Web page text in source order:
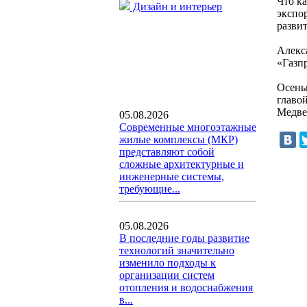
Дизайн и интерьер
05.08.2026
Современные многоэтажные
жилые комплексы (МКР)
представляют собой
сложные архитектурные и
инженерные системы,
требующие...
05.08.2026
В последние годы развитие
технологий значительно
изменило подходы к
организации систем
отопления и водоснабжения
в...